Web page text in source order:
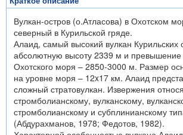
Вулкан-остров (о.Атласова) в Охотском
северный в Курильской гряде.
Алаид, самый высокий вулкан Курильских
абсолютную высоту 2339 м и
Охотского моря – 2850-3000 м. Размер
на уровне моря – 12x17 км. Алаид
сложный стратовулкан. Извержения
стромболианскому, вулканскому,
стромболианскому и субплинианскому
(Абдурахманов, 1978; Федотов, 1982).